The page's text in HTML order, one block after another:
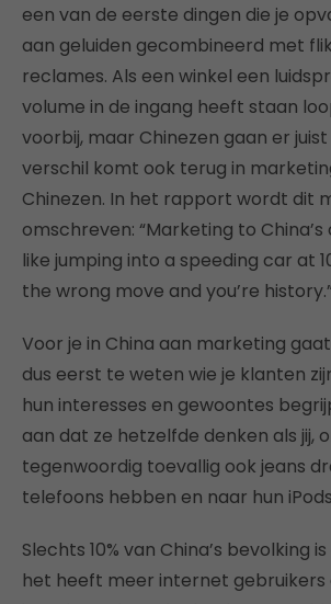
een van de eerste dingen die je
aan geluiden gecombineerd met
reclames. Als een winkel een
volume in de ingang heeft staan
voorbij, maar Chinezen gaan er
verschil komt ook terug in
Chinezen. In het rapport wordt dit
omschreven: “Marketing to China’s
like jumping into a speeding car at
the wrong move and you’re
Voor je in China aan marketing
dus eerst te weten wie je klanten
hun interesses en gewoontes
aan dat ze hetzelfde denken als jij,
tegenwoordig toevallig ook jeans
telefoons hebben en naar hun
Slechts 10% van China’s bevolking
het heeft meer internet gebruikers